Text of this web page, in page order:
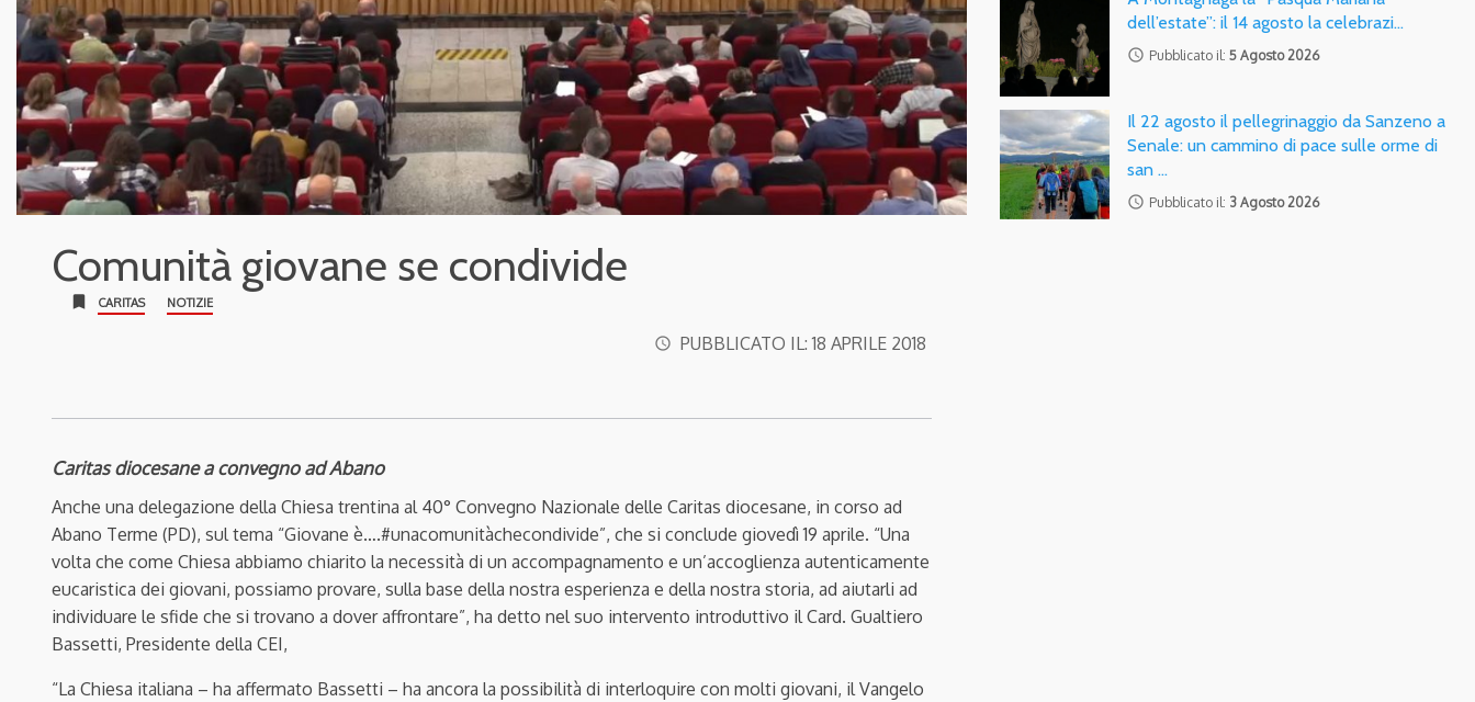
Comunità giovane se condivide
bookmark CARITAS NOTIZIE
access_time PUBBLICATO IL:18 APRILE 2018
Caritas diocesane a convegno ad Abano
Anche una delegazione della Chiesa trentina al 40° Convegno Nazionale delle Caritas diocesane, in corso ad
Abano Terme (PD), sul tema “Giovane è….#unacomunitàchecondivide”, che si conclude giovedì 19 aprile. “Una
volta che come Chiesa abbiamo chiarito la necessità di un accompagnamento e un’accoglienza autenticamente
eucaristica dei giovani, possiamo provare, sulla base della nostra esperienza e della nostra storia, ad aiutarli ad
individuare le sfide che si trovano a dover affrontare”, ha detto nel suo intervento introduttivo il Card. Gualtiero
Bassetti, Presidente della CEI,
“La Chiesa italiana – ha affermato Bassetti – ha ancora la possibilità di interloquire con molti giovani, il Vangelo
dell’estate”: il 14 agosto la celebrazi…
access_time Pubblicato il:5 Agosto 2026
Il 22 agosto il pellegrinaggio da Sanzeno a
Senale: un cammino di pace sulle orme di
san …
access_time Pubblicato il: 3 Agosto 2026